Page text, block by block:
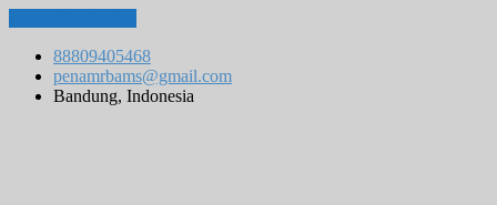
88809405468
penamrbams@gmail.com
Bandung, Indonesia